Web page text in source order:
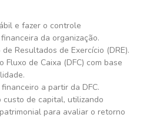
e fazer o controle
da organização.
Resultados de Exercício (DRE).
Fluxo de Caixa (DFC) com base
a partir da DFC.
custo de capital, utilizando
para avaliar o retorno